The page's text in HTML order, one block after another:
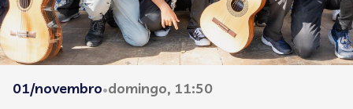
01/novembro•domingo, 11:50